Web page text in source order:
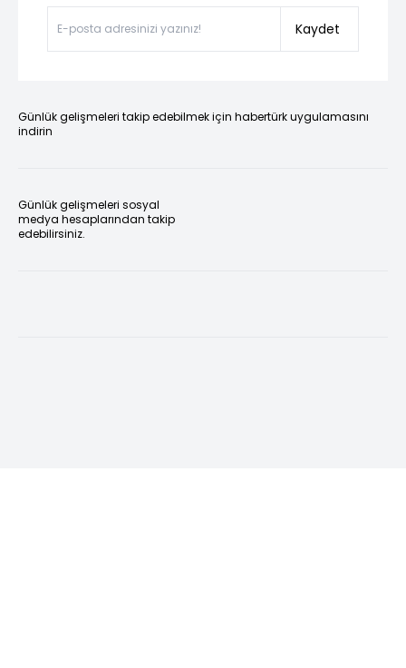
Kaydet
Günlük gelişmeleri takip edebilmek için habertürk uygulamasını
indirin
Günlük gelişmeleri sosyal
medya hesaplarından takip
edebilirsiniz.